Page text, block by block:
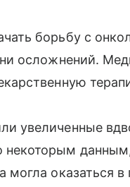
борьбу с
осложнений.
увеличенные
некоторым
могла оказаться в